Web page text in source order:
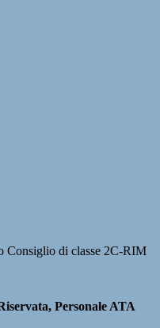
Consiglio di classe 2C-RIM
Personale ATA